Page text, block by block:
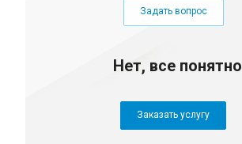
Задать вопрос
Нет, все понятно
Заказать услугу